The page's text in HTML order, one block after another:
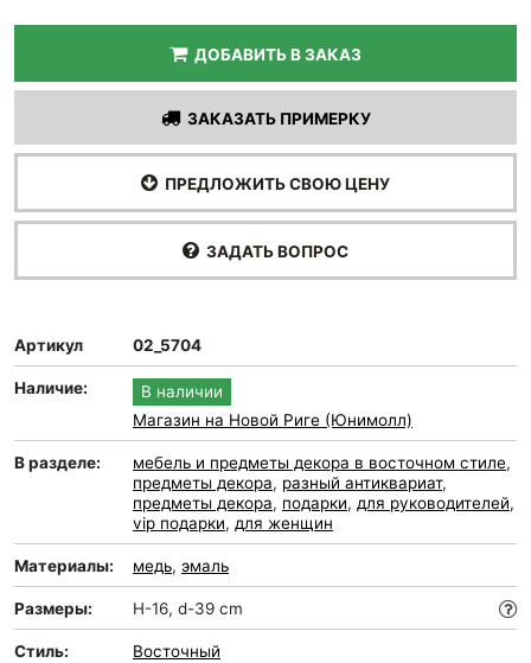
ДОБАВИТЬ В ЗАКАЗ
ЗАКАЗАТЬ ПРИМЕРКУ
ПРЕДЛОЖИТЬ СВОЮ ЦЕНУ
ЗАДАТЬ ВОПРОС
Артикул 02_5704
Наличие:
В наличии
Магазин на Новой Риге (Юнимолл)
В разделе: мебель и предметы декора в восточном стиле,
предметы декора, разный антиквариат,
предметы декора, подарки, для руководителей,
vip подарки, для женщин
Материалы: медь, эмаль
Размеры: H-16, d-39 cm
Стиль: Восточный